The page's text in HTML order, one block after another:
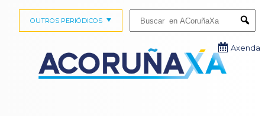
OUTROS PERIÓDICOS
Axenda